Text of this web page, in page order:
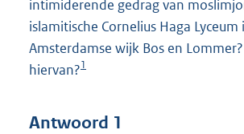
intimiderende gedrag van
islamitische Cornelius Haga Lyceum
Amsterdamse wijk Bos en
hiervan?1
Antwoord 1